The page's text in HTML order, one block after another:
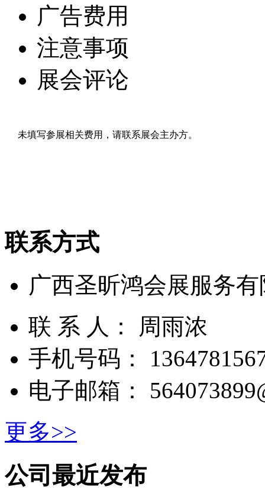
广告费用
注意事项
展会评论
未填写参展相关费用，请联系展会主办方。
联系方式
广西圣昕鸿会展服务
联 系 人： 周雨浓
手机号码：
电子邮箱：
更多>>
公司最近发布